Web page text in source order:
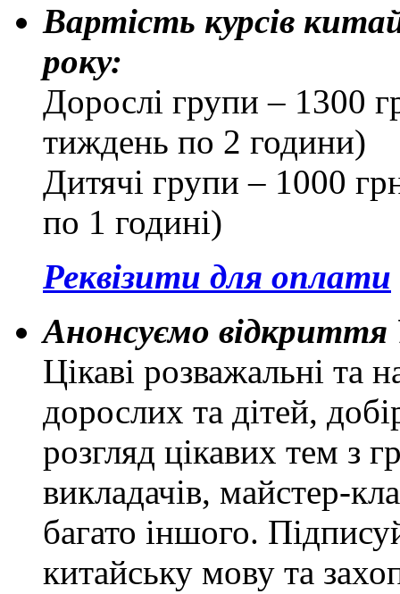
Вартість курсів
року:
Дорослі групи – 1300
тиждень по 2 години)
Дитячі групи – 1000
по 1 годині)
Реквізити для оплати
Анонсуємо відкриття
Цікаві розважальні та
дорослих та дітей,
розгляд цікавих тем з
викладачів, майстер-
багато іншого.
китайську мову та